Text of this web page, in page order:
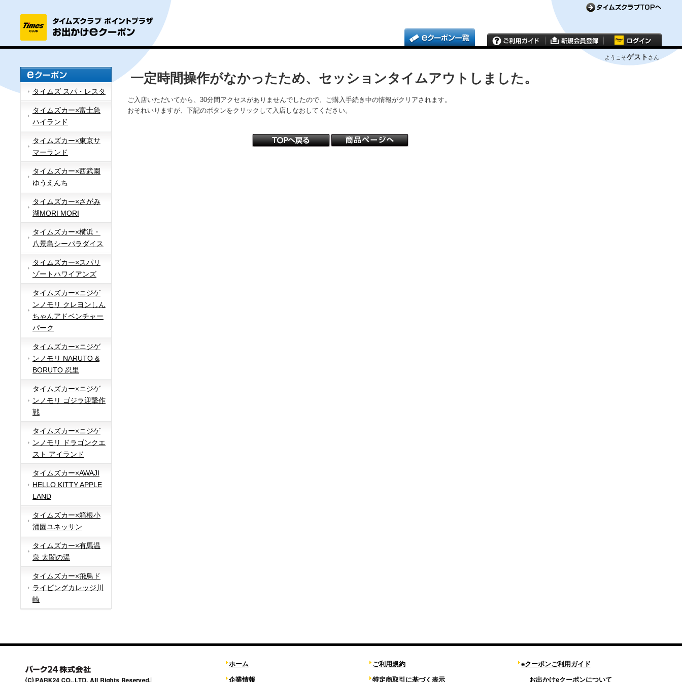
ようこそゲスト さん
タイムズ スパ・レスタ
タイムズカー×富士急
ハイランド
タイムズカー×東京サ
マーランド
タイムズカー×西武園
ゆうえんち
タイムズカー×さがみ
湖MORI MORI
タイムズカー×横浜・
八景島シーパラダイス
タイムズカー×スパリ
ゾートハワイアンズ
タイムズカー×ニジゲ
ンノモリ クレヨンしん
ちゃんアドベンチャー
パーク
タイムズカー×ニジゲ
ンノモリ NARUTO &
BORUTO 忍里
タイムズカー×ニジゲ
ンノモリ ゴジラ迎撃作
戦
タイムズカー×ニジゲ
ンノモリ ドラゴンクエ
スト アイランド
タイムズカー×AWAJI
HELLO KITTY APPLE
LAND
タイムズカー×箱根小
涌園ユネッサン
タイムズカー×有馬温
泉 太閤の湯
タイムズカー×飛鳥ド
ライビングカレッジ川
崎
一定時間操作がなかったため、セッションタイムアウトしました。
ご入店いただいてから、30分間アクセスがありませんでしたので、ご購入手続き中の情報がクリアされます。
おそれいりますが、下記のボタンをクリックして入店しなおしてください。
ホーム
企業情報
ご利用規約
特定商取引に基づく表示
eクーポンご利用ガイド
お出かけeクーポンについて